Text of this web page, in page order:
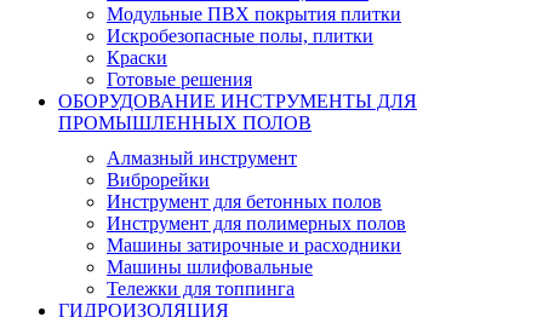
Модульные ПВХ покрытия плитки
Искробезопасные полы, плитки
Краски
Готовые решения
ОБОРУДОВАНИЕ ИНСТРУМЕНТЫ ДЛЯ
ПРОМЫШЛЕННЫХ ПОЛОВ
Алмазный инструмент
Виброрейки
Инструмент для бетонных полов
Инструмент для полимерных полов
Машины затирочные и расходники
Машины шлифовальные
Тележки для топпинга
ГИДРОИЗОЛЯЦИЯ